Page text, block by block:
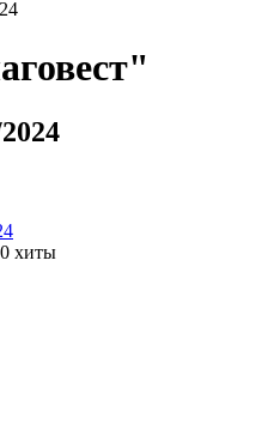
хиты